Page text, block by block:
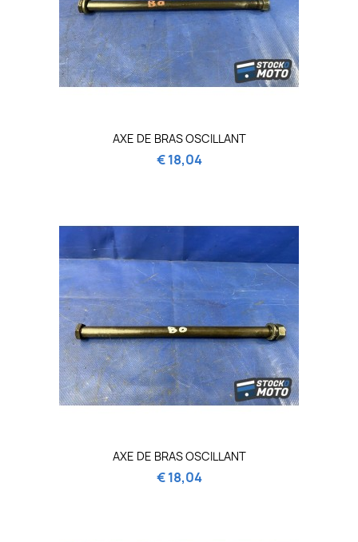
AXE DE BRAS OSCILLANT
€ 18,04
AXE DE BRAS OSCILLANT
€ 18,04